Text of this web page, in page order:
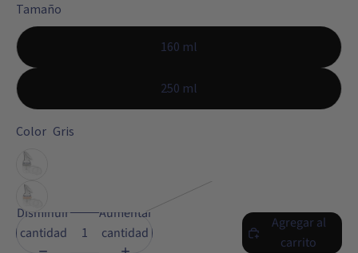
Tamaño
160 ml
250 ml
Color Gris
Disminuir
cantidad
Aumentar
cantidad
Agregar al
carrito